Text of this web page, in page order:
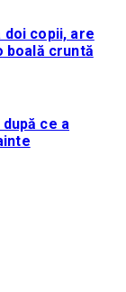
doi copii, are
boală cruntă
ce a